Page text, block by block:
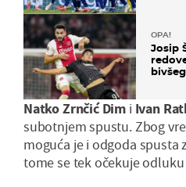
OPA!
Josip
Natko Zrnčić Dim i Ivan
subotnjem spustu. Zbog
moguća je i odgoda spusta
tome se tek očekuje